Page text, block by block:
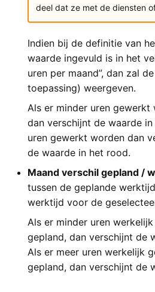
deel dat ze met de diensten
Indien bij de definitie van
waarde ingevuld is in het
uren per maand”, dan zal
toepassing) weergeven.
Als er minder uren gewerkt
dan verschijnt de waarde
uren gewerkt worden dan
de waarde in het rood.
Maand verschil gepland /
tussen de geplande
werktijd voor de
Als er minder uren
gepland, dan verschijnt de
Als er meer uren werkelijk
gepland, dan verschijnt de